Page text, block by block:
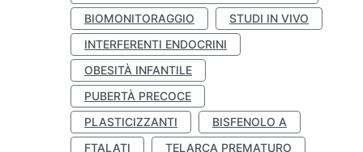
BIOMONITORAGGIO
STUDI IN VIVO
INTERFERENTI ENDOCRINI
OBESITÀ INFANTILE
PUBERTÀ PRECOCE
PLASTICIZZANTI
BISFENOLO A
FTALATI
TELARCA PREMATURO